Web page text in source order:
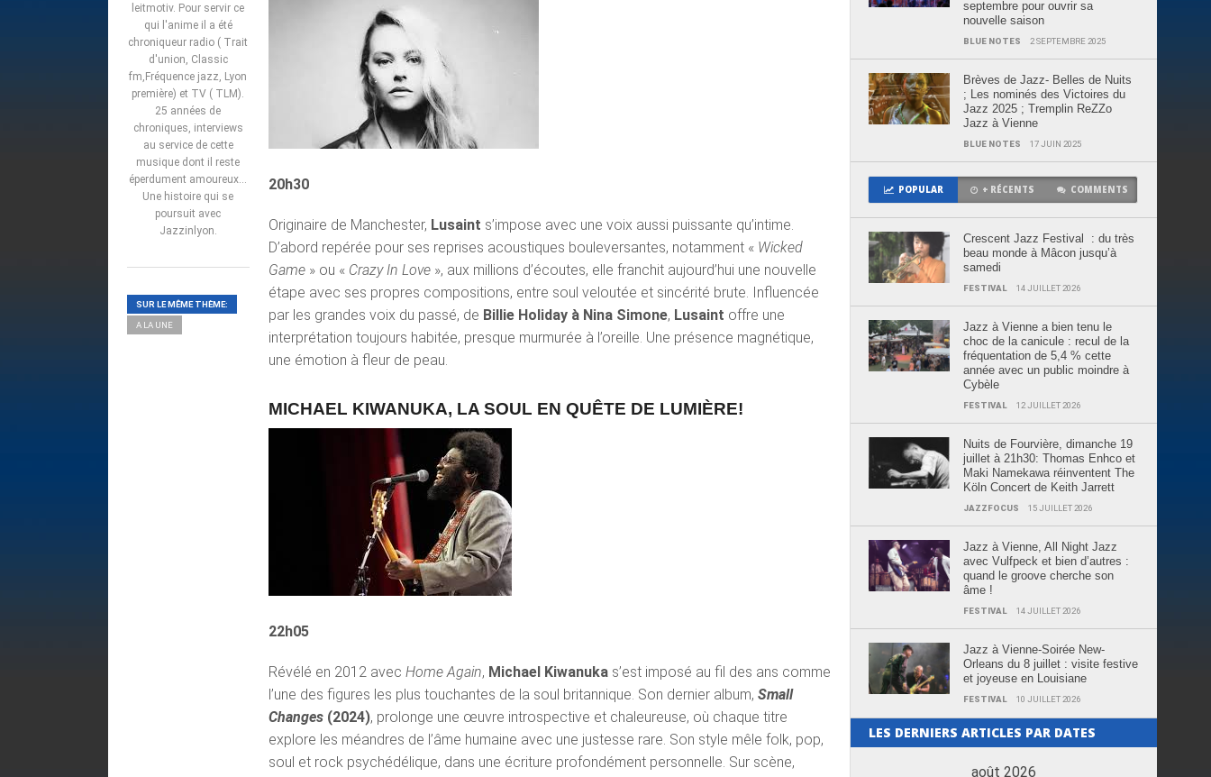
20h30
Originaire de Manchester, Lusaint s’impose avec une voix aussi puissante qu’intime.
D’abord repérée pour ses reprises acoustiques bouleversantes, notamment « Wicked
Game » ou « Crazy In Love », aux millions d’écoutes, elle franchit aujourd’hui une nouvelle
étape avec ses propres compositions, entre soul veloutée et sincérité brute. Influencée
par les grandes voix du passé, de Billie Holiday à Nina Simone, Lusaint offre une
interprétation toujours habitée, presque murmurée à l’oreille. Une présence magnétique,
une émotion à fleur de peau.
MICHAEL KIWANUKA, LA SOUL EN QUÊTE DE LUMIÈRE!
22h05
Révélé en 2012 avecHome Again, Michael Kiwanuka s’est imposé au fil des ans comme
l’une des figures les plus touchantes de la soul britannique. Son dernier album,Small
Changes (2024), prolonge une œuvre introspective et chaleureuse, où chaque titre
explore les méandres de l’âme humaine avec une justesse rare. Son style mêle folk, pop,
soul et rock psychédélique, dans une écriture profondément personnelle. Sur scène,
leitmotiv. Pour servir ce
qui l'anime il a été
chroniqueur radio ( Trait
d'union, Classic
fm,Fréquence jazz, Lyon
première) et TV ( TLM).
25 années de
chroniques, interviews
au service de cette
musique dont il reste
éperdument amoureux...
Une histoire qui se
poursuit avec
Jazzinlyon.
SUR LE MÊME THÈME:
A LA UNE
septembre pour ouvrir sa
nouvelle saison
BLUE NOTES 2 SEPTEMBRE 2025
Brèves de Jazz- Belles de Nuits
; Les nominés des Victoires du
Jazz 2025 ; Tremplin ReZZo
Jazz à Vienne
BLUE NOTES 17 JUIN 2025
POPULAR + RÉCENTS COMMENTS
Crescent Jazz Festival : du très
beau monde à Mâcon jusqu’à
samedi
FESTIVAL 14 JUILLET 2026
Jazz à Vienne a bien tenu le
choc de la canicule : recul de la
fréquentation de 5,4 % cette
année avec un public moindre à
Cybèle
FESTIVAL 12 JUILLET 2026
Nuits de Fourvière, dimanche 19
juillet à 21h30: Thomas Enhco et
Maki Namekawa réinventent The
Köln Concert de Keith Jarrett
JAZZFOCUS 15 JUILLET 2026
Jazz à Vienne, All Night Jazz
avec Vulfpeck et bien d’autres :
quand le groove cherche son
âme !
FESTIVAL 14 JUILLET 2026
Jazz à Vienne-Soirée New-
Orleans du 8 juillet : visite festive
et joyeuse en Louisiane
FESTIVAL 10 JUILLET 2026
LES DERNIERS ARTICLES PAR DATES
août 2026